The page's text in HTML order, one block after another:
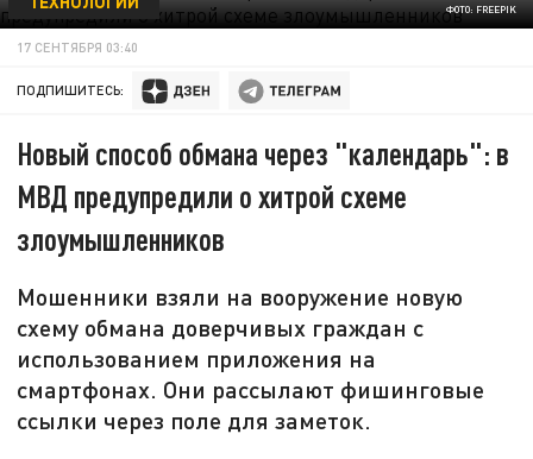
ФОТО: FREEPIK
17 СЕНТЯБРЯ 03:40
ПОДПИШИТЕСЬ:
Новый способ обмана через "календарь": в
МВД предупредили о хитрой схеме
злоумышленников
Мошенники взяли на вооружение новую
схему обмана доверчивых граждан с
использованием приложения на
смартфонах. Они рассылают фишинговые
ссылки через поле для заметок.